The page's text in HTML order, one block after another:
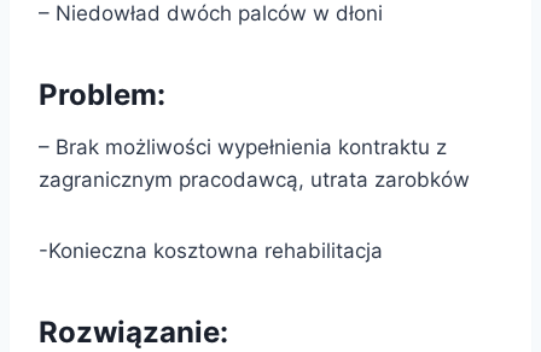
– Niedowład dwóch palców w dłoni
Problem:
– Brak możliwości wypełnienia kontraktu z
zagranicznym pracodawcą, utrata zarobków
-Konieczna kosztowna rehabilitacja
Rozwiązanie: